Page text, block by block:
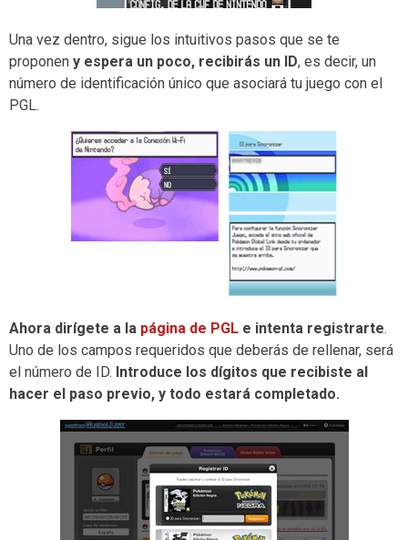
Una vez dentro, sigue los intuitivos pasos que se te
proponen y espera un poco, recibirás un ID, es decir, un
número de identificación único que asociará tu juego con el
PGL.
Ahora dirígete a la página de PGL e intenta registrarte.
Uno de los campos requeridos que deberás de rellenar, será
el número de ID. Introduce los dígitos que recibiste al
hacer el paso previo, y todo estará completado.